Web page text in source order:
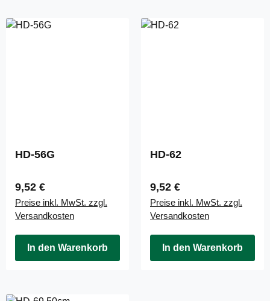
HD-56G
Regulärer Preis:
9,52 €
Preise inkl. MwSt. zzgl.
Versandkosten
In den Warenkorb
HD-62
Regulärer Preis:
9,52 €
Preise inkl. MwSt. zzgl.
Versandkosten
In den Warenkorb